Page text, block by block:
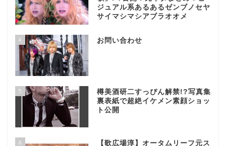
ジュアル系あるあるゼンブノセヤ
サイマシマシアブラオオメ
4 お問い合わせ
5
樽美酒研二すっぴん解禁!?写真集
裏表紙で超絶イケメン素顔ショッ
ト公開
6
【歌広場淳】オータムリーフ元ス